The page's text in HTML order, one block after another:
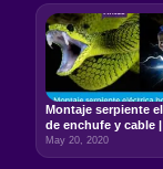
Montaje serpiente
de enchufe y cable
Photoshop
May 20, 2020